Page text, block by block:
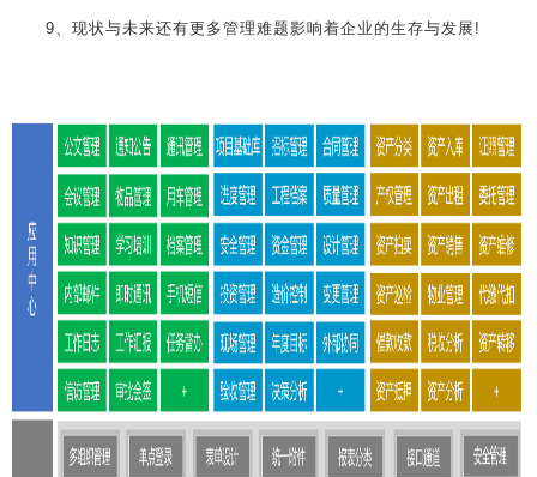
9、现状与未来还有更多管理难题影响着企业的生存与发展!